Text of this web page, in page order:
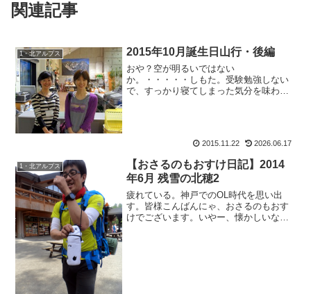
関連記事
1・北アルプス 2015年10月誕生日山行・後編
おや？空が明るいではない
か。・・・・・しもた。受験勉強しない
で、すっかり寝てしまった気分を味わう
2015.11.22 2026.06.17
1・北アルプス
【おさるのもおすけ日記】2014
年6月 残雪の北穂2
疲れている。神戸でのOL時代を思い出
す。皆様こんばんにゃ、おさるのもおす
けでございます。いやー、懐かしいなー